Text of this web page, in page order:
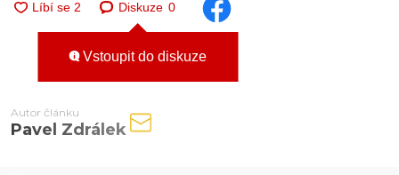
Diskuze 0
Vstoupit do diskuze
Autor článku
Pavel Zdrálek